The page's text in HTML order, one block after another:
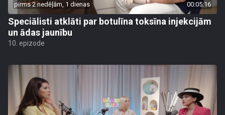
pirms 2 nedēļām, 1 dienas 00:05:16
Speciālisti atklāti par botulīna toksīna injekcijām
un ādas jaunību
10. epizode